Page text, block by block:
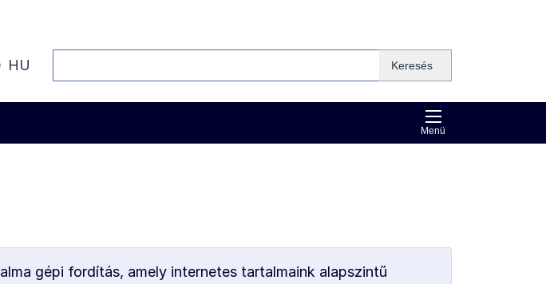
HU Keresés
Menü
gépi fordítás, amely internetes tartalmaink alapszintű